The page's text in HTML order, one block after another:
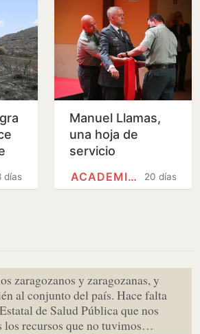
días
Manuel Llamas,
una hoja de
servicio
sepultada en las
20 días
ACADEMIA GENERAL MILITAR…
zaragozanos y zaragozanas, y
al conjunto del país. Hace falta
de Salud Pública que nos
los recursos que no tuvimos…